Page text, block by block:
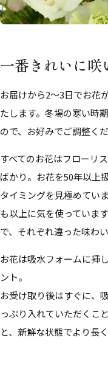
一番きれいに咲
お届けから2～3日でお花
たします。冬場の寒い時
ので、お好みでご調整くだ
すべてのお花はフローリ
ばかり。お花を50年以上
タイミングを見極めてい
も以上に気を使っていま
で、それぞれ違った味わ
お花は吸水フォームに挿
ント。
お受け取り後はすぐに、
っぷり入れていただくこ
と、新鮮な状態でより長